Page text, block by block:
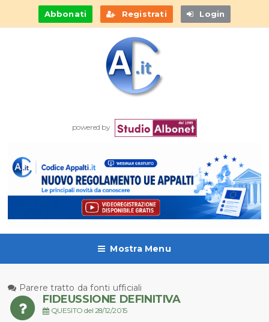
Abbonati Registrati Login
powered by
Mostra Menu
Parere tratto da fonti ufficiali
FIDEUSSIONE DEFINITIVA
QUESITO del 28/12/2015